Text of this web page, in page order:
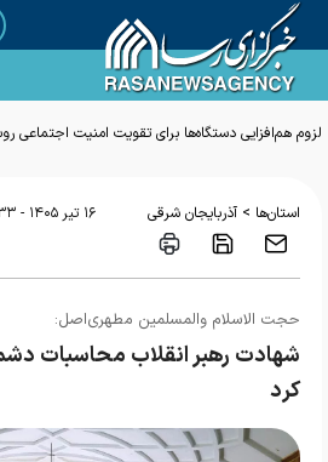
لزوم هم‌افزایی دستگاه‌ها برای تقویت امنیت اجتماعی
استان‌ها > آذربایجان شرقی ۱۶ تير ۱۴۰۵ - ۱۶:۳۳
حجت الاسلام والمسلمین مطهری‌اصل:
شهادت رهبر انقلاب محاسبات
کرد